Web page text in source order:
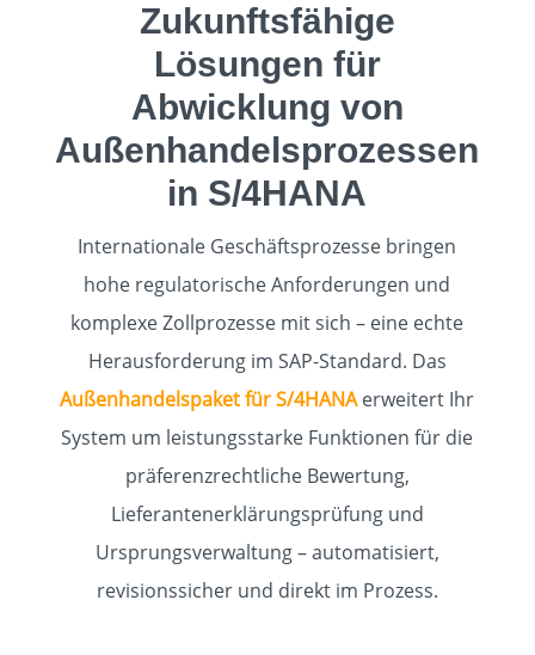
Zukunftsfähige
Lösungen für
Abwicklung von
Außenhandelsprozessen
in S/4HANA
Internationale Geschäftsprozesse bringen
hohe regulatorische Anforderungen und
komplexe Zollprozesse mit sich – eine echte
Herausforderung im SAP-Standard. Das
Außenhandelspaket für S/4HANAerweitert Ihr
System um leistungsstarke Funktionen für die
präferenzrechtliche Bewertung,
Lieferantenerklärungsprüfung und
Ursprungsverwaltung – automatisiert,
revisionssicher und direkt im Prozess.